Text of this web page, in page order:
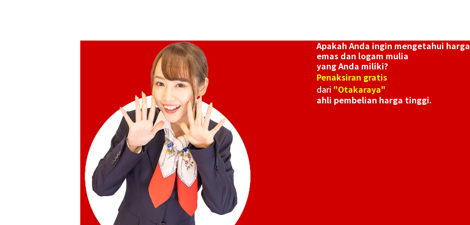
Apakah Anda ingin mengetahui harga
emas dan logam mulia
yang Anda miliki?
Penaksiran gratis
dari "Otakaraya"
ahli pembelian harga tinggi.